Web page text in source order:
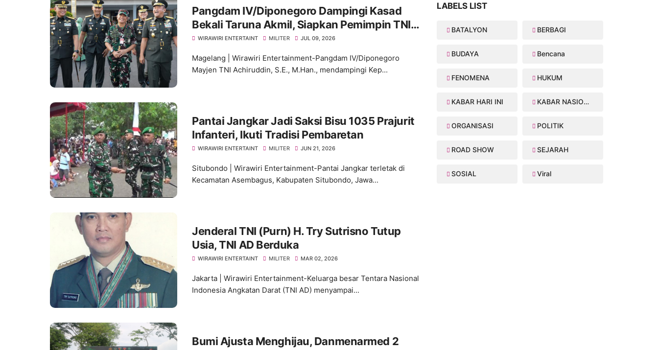
Pangdam IV/Diponegoro Dampingi Kasad
Bekali Taruna Akmil, Siapkan Pemimpin TNI
AD Menuju Indonesia Emas 2045
WIRAWIRI ENTERTAINT MILITER JUL 09, 2026
Magelang | Wirawiri Entertainment-Pangdam IV/Diponegoro
Mayjen TNI Achiruddin, S.E., M.Han., mendampingi Kep...
Pantai Jangkar Jadi Saksi Bisu 1035 Prajurit
Infanteri, Ikuti Tradisi Pembaretan
WIRAWIRI ENTERTAINT MILITER JUN 21, 2026
Situbondo | Wirawiri Entertainment-Pantai Jangkar terletak di
Kecamatan Asembagus, Kabupaten Situbondo, Jawa...
Jenderal TNI (Purn) H. Try Sutrisno Tutup
Usia, TNI AD Berduka
WIRAWIRI ENTERTAINT MILITER MAR 02, 2026
Jakarta | Wirawiri Entertainment-Keluarga besar Tentara Nasional
Indonesia Angkatan Darat (TNI AD) menyampai...
Bumi Ajusta Menghijau, Danmenarmed 2
LABELS LIST
BATALYON BERBAGI
BUDAYA Bencana
FENOMENA HUKUM
KABAR HARI INI KABAR NASIONAL
ORGANISASI POLITIK
ROAD SHOW SEJARAH
SOSIAL Viral